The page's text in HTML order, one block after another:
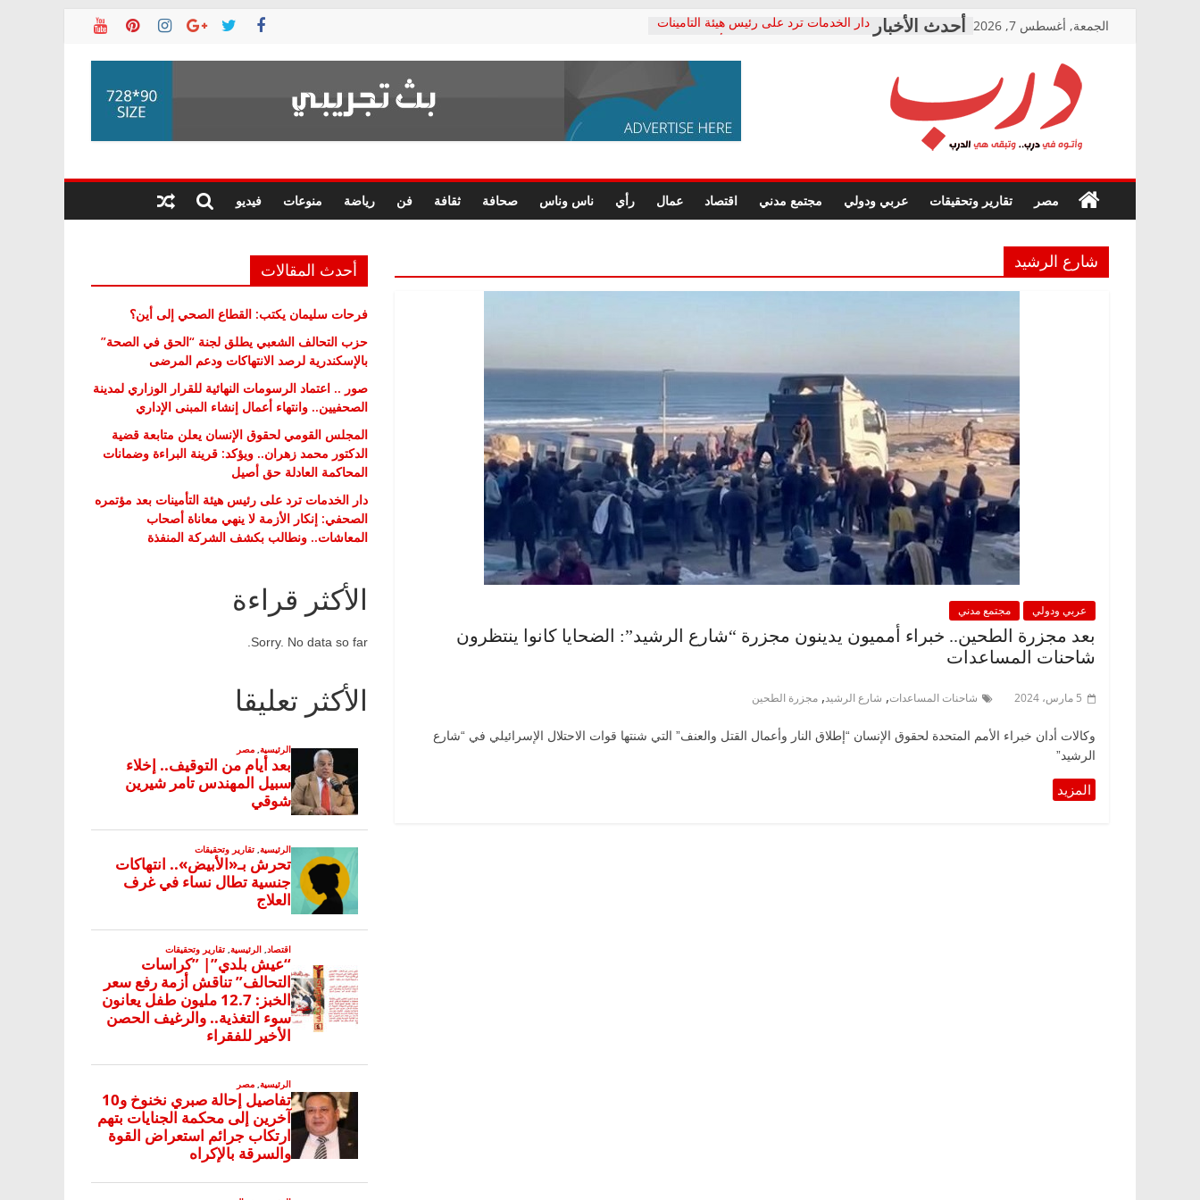
الجمعة, أغسطس 7, 2026
دار الخدمات ترد على رئيس هيئة التأمينات
معاناة أصحاب المعاشات.. ونطالب بكشف
فرحات سليمان يكتب: القطاع الصحي إلى
حزب التحالف الشعبي يطلق لجنة “الحق
صور .. اعتماد الرسومات النهائية للقرار
الوزاري لمدينة الصحفيين.. وانتهاء أعمال
إنشاء المبنى الإداري
قرينة البراءة وضمانات المحاكمة العادلة
حق أصيل
درب
في
درب..
هي
الدرب
مصر تقارير وتحقيقات عربي ودولي مجتمع مدني اقتصاد عمال رأي ناس وناس صحافة ثقافة فن رياضة منوعات فيديو
شارع الرشيد
عربي ودولي مجتمع مدني
بعد مجزرة الطحين.. خبراء أمميون يدينون مجزرة “شارع الرشيد”: الضحايا كانوا ينتظرون
شاحنات المساعدات
5 مارس، 2024 شاحنات المساعدات, شارع الرشيد, مجزرة الطحين
وكالات أدان خبراء الأمم المتحدة لحقوق الإنسان “إطلاق النار وأعمال القتل والعنف” التي شنتها قوات الاحتلال الإسرائيلي في “شارع
الرشيد”
أحدث المقالات
فرحات سليمان يكتب: القطاع الصحي إلى أين؟
حزب التحالف الشعبي يطلق لجنة “الحق في الصحة”
بالإسكندرية لرصد الانتهاكات ودعم المرضى
صور .. اعتماد الرسومات النهائية للقرار الوزاري لمدينة
الصحفيين.. وانتهاء أعمال إنشاء المبنى الإداري
المجلس القومي لحقوق الإنسان يعلن متابعة قضية
الدكتور محمد زهران.. ويؤكد: قرينة البراءة وضمانات
المحاكمة العادلة حق أصيل
دار الخدمات ترد على رئيس هيئة التأمينات بعد مؤتمره
الصحفي: إنكار الأزمة لا ينهي معاناة أصحاب
المعاشات.. ونطالب بكشف الشركة المنفذة
الأكثر قراءة
Sorry. No data so far.
الأكثر تعليقا